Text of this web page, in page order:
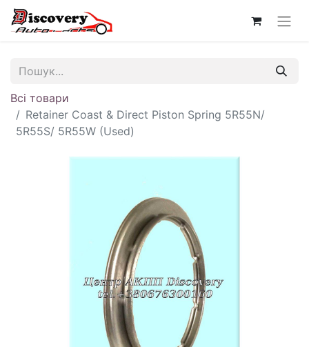
Всі товари
Retainer Coast & Direct Piston Spring 5R55N/
5R55S/ 5R55W (Used)